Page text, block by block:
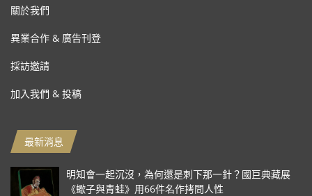
關於我們
異業合作 & 廣告刊登
採訪邀請
加入我們 & 投稿
最新消息
明知會一起沉沒，為何還是刺下那一針？國巨典藏展
《蠍子與青蛙》用66件名作拷問人性